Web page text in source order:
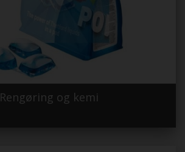
Rengøring og kemi